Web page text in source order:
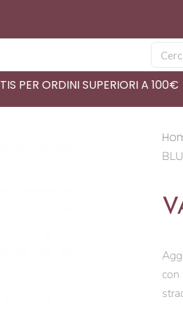
Cerca
PER ORDINI SUPERIORI A 100€
BLU
con